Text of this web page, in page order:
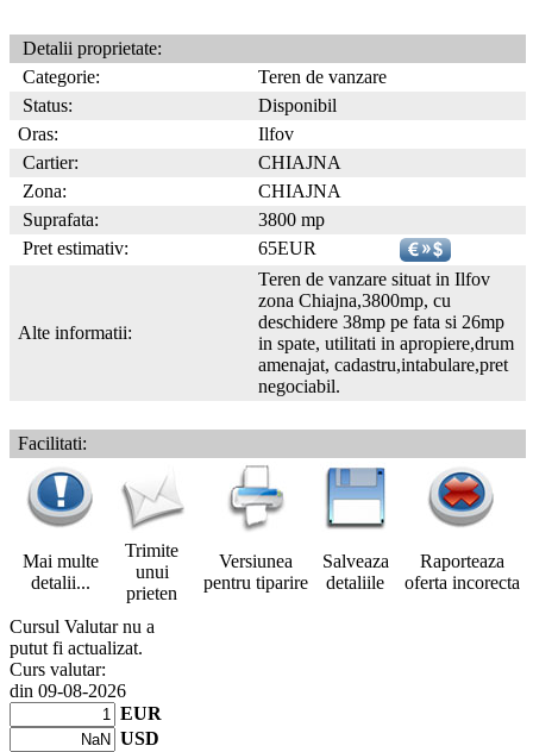
Detalii proprietate:
Categorie:
Teren de vanzare
Status:
Disponibil
Oras:
Ilfov
Cartier:
CHIAJNA
Zona:
CHIAJNA
Suprafata:
3800 mp
Pret estimativ:
65EUR
Alte informatii:
Teren de vanzare situat in Ilfov
zona Chiajna,3800mp, cu
deschidere 38mp pe fata si 26mp
in spate, utilitati in apropiere,drum
amenajat, cadastru,intabulare,pret
negociabil.
Facilitati:
Mai multe
detalii...
Trimite
unui
prieten
Versiunea
pentru tiparire
Salveaza
detaliile
Raporteaza
oferta incorecta
Cursul Valutar nu a
putut fi actualizat.
Curs valutar:
din 09-08-2026
EUR
USD